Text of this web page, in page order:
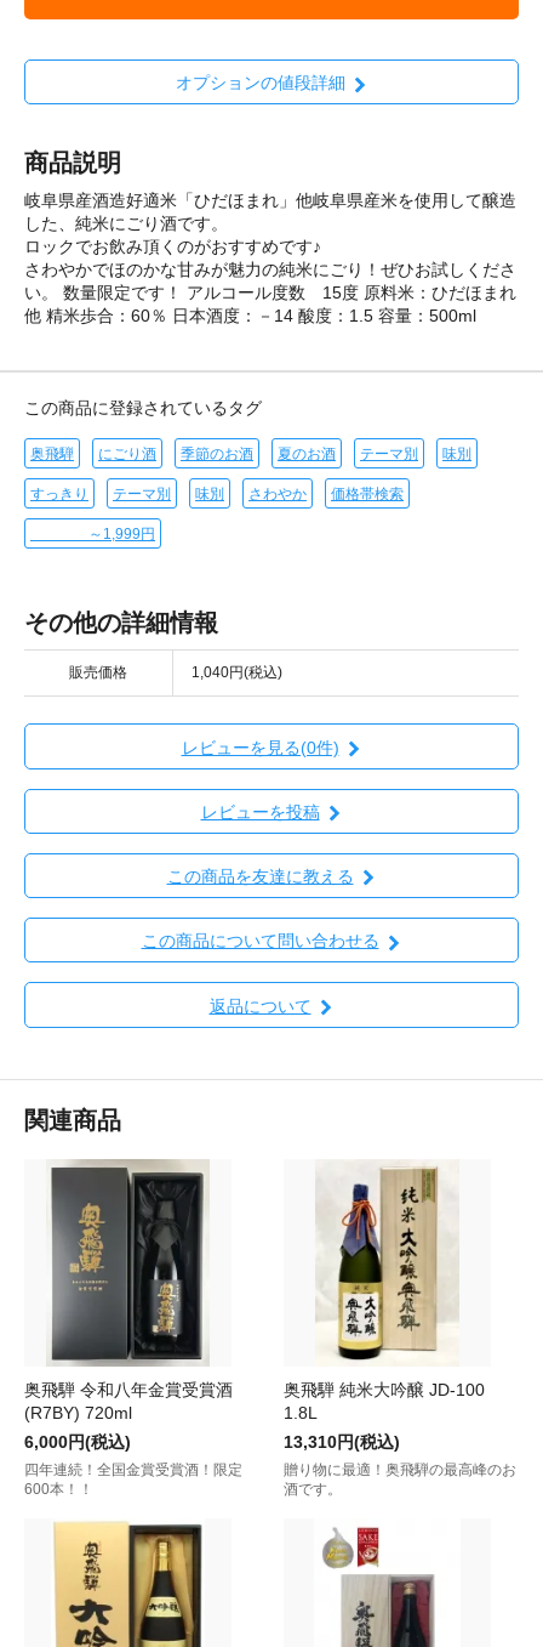
オプションの値段詳細
商品説明
岐阜県産酒造好適米「ひだほまれ」他岐阜県産米を使用して醸造
した、純米にごり酒です。
ロックでお飲み頂くのがおすすめです♪
さわやかでほのかな甘みが魅力の純米にごり！ぜひお試しくださ
い。 数量限定です！ アルコール度数 15度 原料米：ひだほまれ
他 精米歩合：60％ 日本酒度：－14 酸度：1.5 容量：500ml
この商品に登録されているタグ
奥飛騨 にごり酒 季節のお酒 夏のお酒 テーマ別 味別
すっきり テーマ別 味別 さわやか 価格帯検索
～1,999円
その他の詳細情報
販売価格 1,040円(税込)
レビューを見る(0件)
レビューを投稿
この商品を友達に教える
この商品について問い合わせる
返品について
関連商品
奥飛騨 令和八年金賞受賞酒
(R7BY) 720ml
6,000円(税込)
四年連続！全国金賞受賞酒！限定
600本！！
奥飛騨 純米大吟醸 JD-100
1.8L
13,310円(税込)
贈り物に最適！奥飛騨の最高峰のお
酒です。